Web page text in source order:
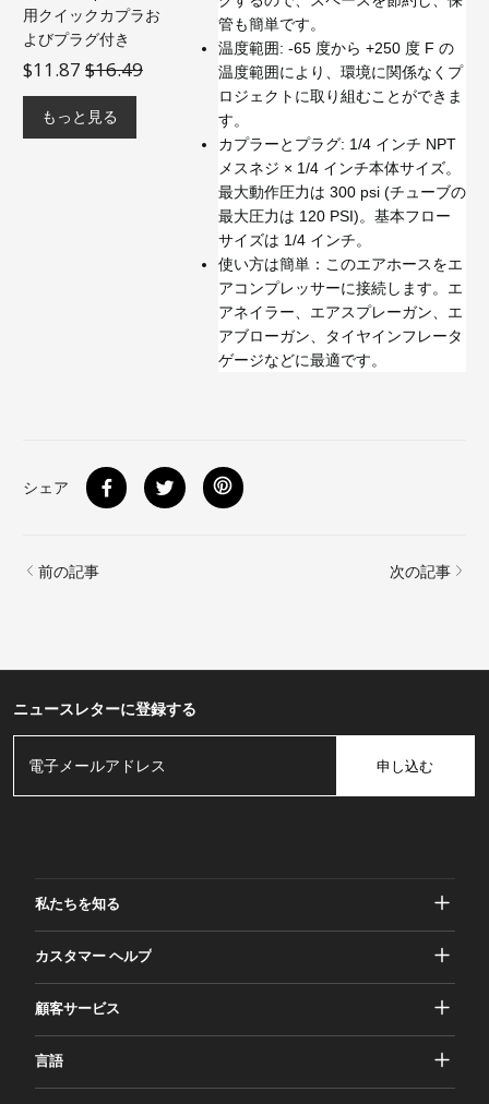
用クイックカプラお
よびプラグ付き
$11.87 $16.49
もっと見る
管も簡単です。
温度範囲: -65 度から +250 度 F の
温度範囲により、環境に関係なくプ
ロジェクトに取り組むことができま
す。
カプラーとプラグ: 1/4 インチ NPT
メスネジ × 1/4 インチ本体サイズ。
最大動作圧力は 300 psi (チューブの
最大圧力は 120 PSI)。基本フロー
サイズは 1/4 インチ。
使い方は簡単：このエアホースをエ
アコンプレッサーに接続します。エ
アネイラー、エアスプレーガン、エ
アブローガン、タイヤインフレータ
ゲージなどに最適です。
シェア
前の記事 次の記事
ニュースレターに登録する
申し込む
私たちを知る
規約と条件
カスタマー ヘルプ
お問い合わせ
顧客サービス
言語